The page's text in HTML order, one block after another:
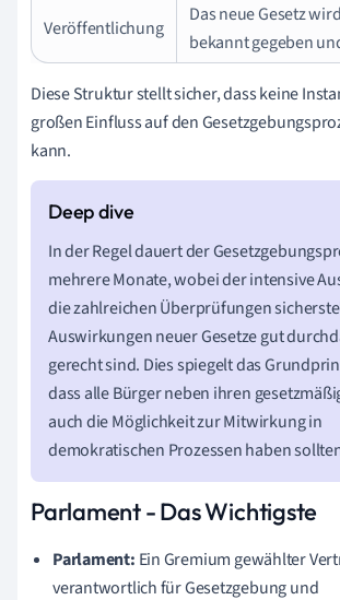
Veröffentlichung
Das neue Gesetz
bekannt gegeben
Diese Struktur stellt sicher, dass keine
großen Einfluss auf den
kann.
In der Regel dauert der
mehrere Monate, wobei der intensive
die zahlreichen Überprüfungen
Auswirkungen neuer Gesetze gut
gerecht sind. Dies spiegelt das
dass alle Bürger neben ihren
auch die Möglichkeit zur Mitwirkung in
demokratischen Prozessen haben
Parlament - Das Wichtigste
Parlament: Ein Gremium gewählter
verantwortlich für Gesetzgebung und